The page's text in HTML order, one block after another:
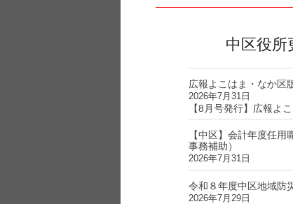
中区役所
広報よこはま・なか区
2026年7月31日
【8月号発行】広報よ
【中区】会計年度任
事務補助）
2026年7月31日
令和８年度中区地域防
2026年7月29日